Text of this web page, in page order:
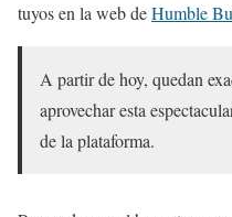
tuyos en la web deHumble
A partir de hoy, quedan
aprovechar esta
de la plataforma.